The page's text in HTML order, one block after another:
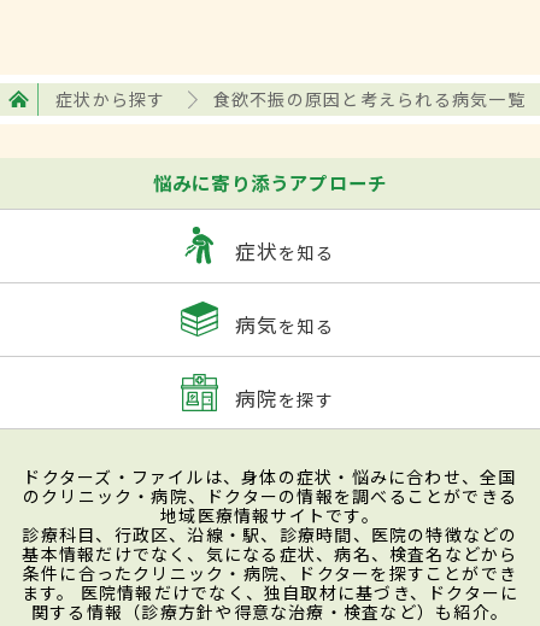
症状から探す 食欲不振の原因と考えられる病気一覧
悩みに寄り添うアプローチ
症状を知る
病気を知る
病院を探す
ドクターズ・ファイルは、身体の症状・悩みに合わせ、全国
のクリニック・病院、ドクターの情報を調べることができる
地域医療情報サイトです。
診療科目、行政区、沿線・駅、診療時間、医院の特徴などの
基本情報だけでなく、気になる症状、病名、検査名などから
条件に合ったクリニック・病院、ドクターを探すことができ
ます。 医院情報だけでなく、独自取材に基づき、ドクターに
関する情報（診療方針や得意な治療・検査など）も紹介。